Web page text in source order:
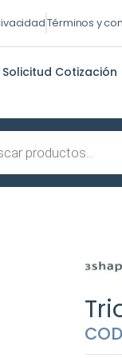
Términos y
Solicitud Cotización